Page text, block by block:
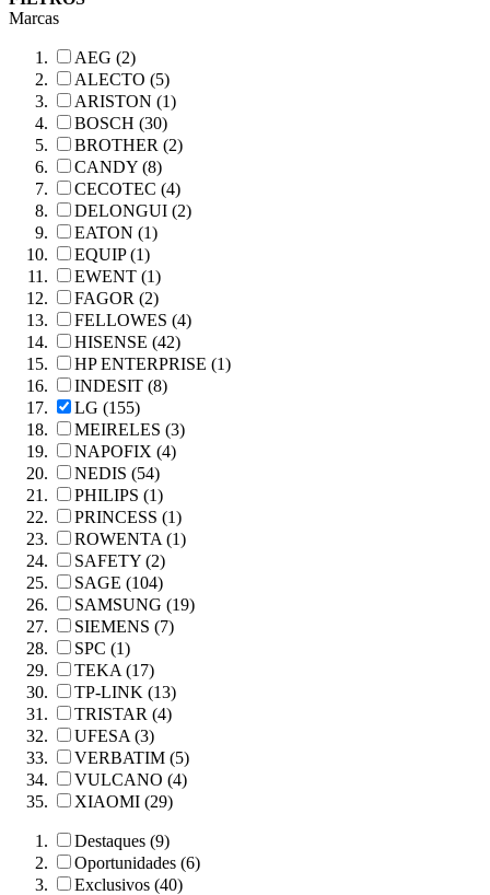
Marcas
AEG (2)
ALECTO (5)
ARISTON (1)
BOSCH (30)
BROTHER (2)
CANDY (8)
CECOTEC (4)
DELONGUI (2)
EATON (1)
EQUIP (1)
EWENT (1)
FAGOR (2)
FELLOWES (4)
HISENSE (42)
HP ENTERPRISE (1)
INDESIT (8)
LG (155)
MEIRELES (3)
NAPOFIX (4)
NEDIS (54)
PHILIPS (1)
PRINCESS (1)
ROWENTA (1)
SAFETY (2)
SAGE (104)
SAMSUNG (19)
SIEMENS (7)
SPC (1)
TEKA (17)
TP-LINK (13)
TRISTAR (4)
UFESA (3)
VERBATIM (5)
VULCANO (4)
XIAOMI (29)
Destaques (9)
Oportunidades (6)
Exclusivos (40)